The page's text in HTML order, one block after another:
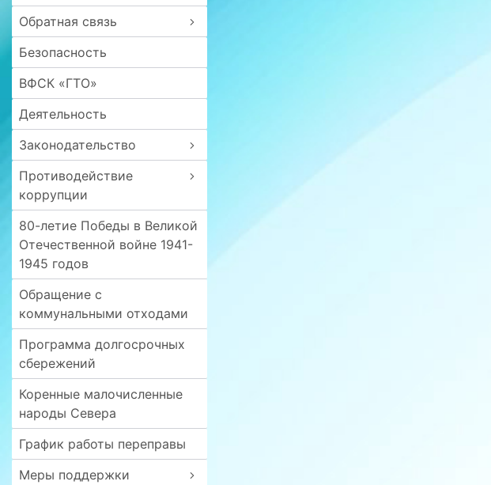
Обратная связь
Безопасность
ВФСК «ГТО»
Деятельность
Законодательство
Противодействие
коррупции
80-летие Победы в Великой
Отечественной войне 1941-
1945 годов
Обращение с
коммунальными отходами
Программа долгосрочных
сбережений
Коренные малочисленные
народы Севера
График работы переправы
Меры поддержки